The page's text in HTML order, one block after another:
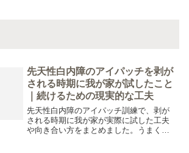
先天性白内障のアイパッチを剥が
される時期に我が家が試したこと
｜続けるための現実的な工夫
先天性白内障のアイパッチ訓練で、剥が
される時期に我が家が実際に試した工夫
や向き合い方をまとめました。うまくい